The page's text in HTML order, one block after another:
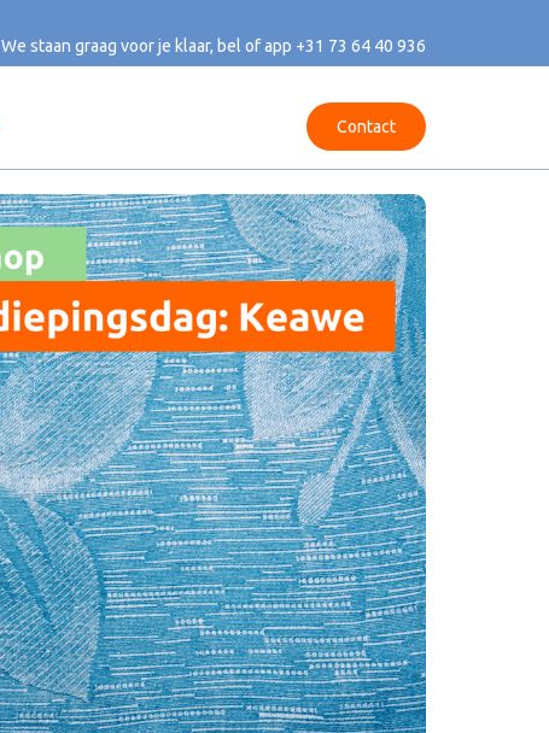
We staan graag voor je klaar, bel of app +31 73 64 40 936
Contact